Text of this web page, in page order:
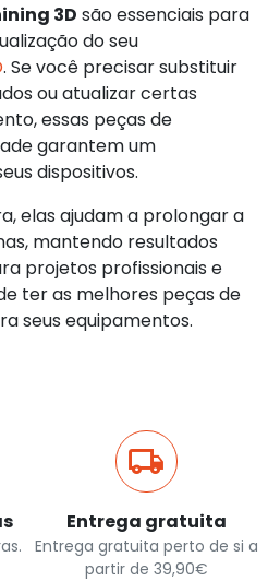
3D são essenciais para
do seu
. Se você precisar substituir
ou atualizar certas
essas peças de
garantem um
dispositivos.
elas ajudam a prolongar a
mantendo resultados
projetos profissionais e
ter as melhores peças de
seus equipamentos.
Entrega gratuita
Entrega gratuita perto de si a
partir de 39,90€